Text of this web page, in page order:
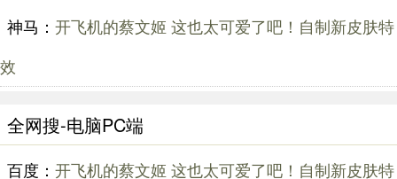
神马： 开飞机的蔡文姬 这也太可爱了吧！自制新皮肤特
效
全网搜-电脑PC端
百度： 开飞机的蔡文姬 这也太可爱了吧！自制新皮肤特